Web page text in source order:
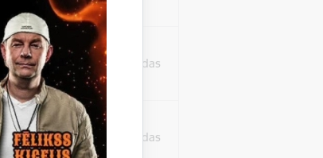
iegūšanai
24 stundas
tiek
24 stundas